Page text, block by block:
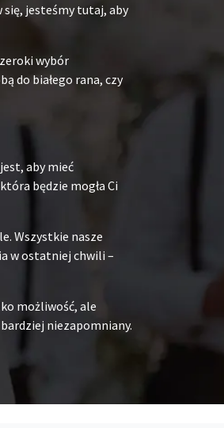
się, jesteśmy tutaj, aby
wybór
do białego rana, czy
aby mieć
będzie mogła Ci
Wszystkie nasze
w ostatniej chwili –
możliwość, ale
niezapomniany.